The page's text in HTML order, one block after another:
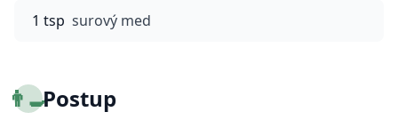
1 tsp surový med
👨‍🍳Postup